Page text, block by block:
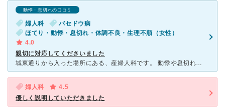
動悸・息切れの口コミ
婦人科
バセドウ病
ほてり・動悸・息切れ・体調不良・生理不順（女性）
4.0
親切に対応してくださいました
城東通りから入った場所にある、産婦人科です。 動悸や息切れがひどく、生理も数ヶ月止まっていたため、更年期障害のはじまりかと思い来院しました。（結局、他院での診察の結果、甲状腺の病気でしたが）
婦人科
4.5
優しく説明していただきました